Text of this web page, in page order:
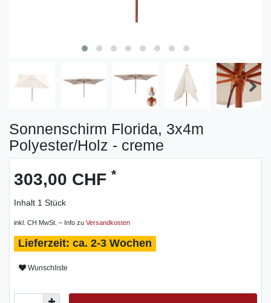
Sonnenschirm Florida, 3x4m
Polyester/Holz - creme
303,00 CHF *
Inhalt 1 Stück
inkl. CH MwSt. – Info zu Versandkosten
ca. 2-3 Wochen
Wunschliste